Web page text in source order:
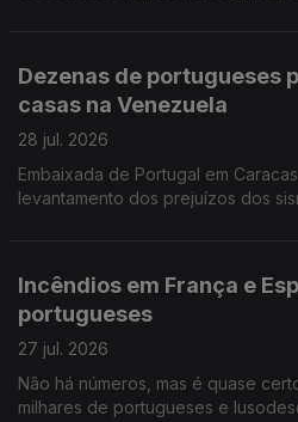
Dezenas de portugueses
casas na Venezuela
28 jul. 2026
Embaixada de Portugal em
levantamento dos prejuízos dos
Incêndios em França e
portugueses
27 jul. 2026
Não há números, mas é quase
milhares de portugueses e